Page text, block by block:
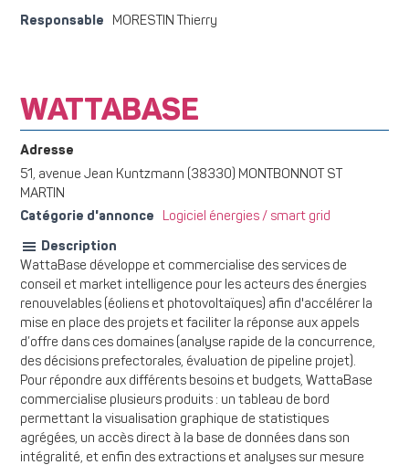
Responsable MORESTIN Thierry
WATTABASE
Adresse
51, avenue Jean Kuntzmann (38330) MONTBONNOT ST
MARTIN
Catégorie d'annonce Logiciel énergies / smart grid
Description
WattaBase développe et commercialise des services de
conseil et market intelligence pour les acteurs des énergies
renouvelables (éoliens et photovoltaïques) afin d'accélérer la
mise en place des projets et faciliter la réponse aux appels
d’offre dans ces domaines (analyse rapide de la concurrence,
des décisions prefectorales, évaluation de pipeline projet).
Pour répondre aux différents besoins et budgets, WattaBase
commercialise plusieurs produits : un tableau de bord
permettant la visualisation graphique de statistiques
agrégées, un accès direct à la base de données dans son
intégralité, et enfin des extractions et analyses sur mesure